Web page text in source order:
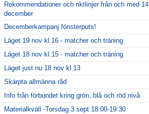
Rekommendationer och riktlinjer från och med 14
december
Decemberkampanj fönsterputs!
Läget 19 nov kl.16 - matcher och träning
Läget 18 nov kl.15 - matcher och träning
Läget just nu 18 nov kl.13
Skärpta allmänna råd
Info från förbundet kring grön, blå och röd nivå
Materialkväll -Torsdag 3 sept 18:00-19:30